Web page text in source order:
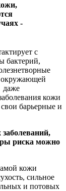
-
с
бактерий,
даже
кожи
барьерные и
риска можно
кожи
сильное
и потовых